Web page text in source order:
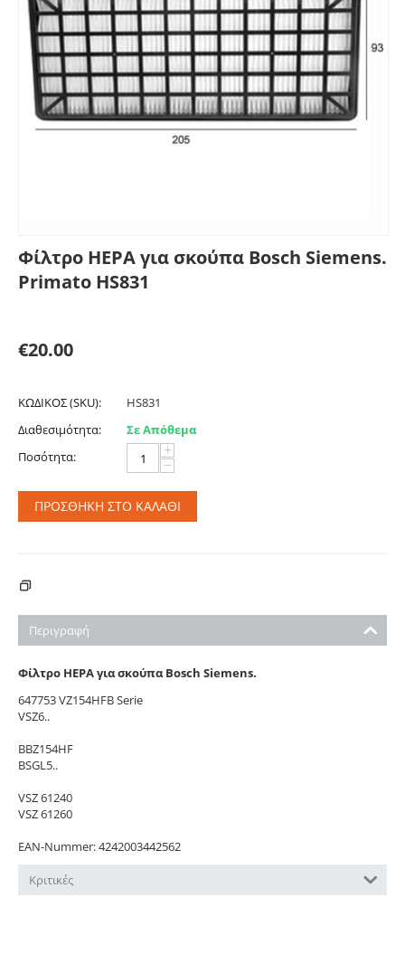
Φίλτρο HEPA για σκούπα Bosch Siemens.
Primato HS831
€20.00
ΚΩΔΙΚΟΣ (SKU):
HS831
Διαθεσιμότητα:
Σε Απόθεμα
Ποσότητα:
+
−
ΠΡΟΣΘΉΚΗ ΣΤΟ ΚΑΛΆΘΙ
Περιγραφή
Φίλτρο HEPA για σκούπα Bosch Siemens.
647753 VZ154HFB Serie
VSZ6..
BBZ154HF
BSGL5..
VSZ 61240
VSZ 61260
EAN-Nummer: 4242003442562
Κριτικές